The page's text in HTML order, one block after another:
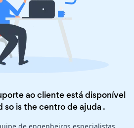
ao cliente está disponível
so is thecentro de ajuda .